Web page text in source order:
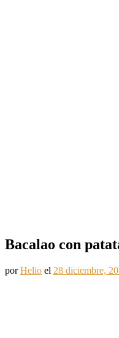
Bacalao con
porHelio el 28 diciembre,